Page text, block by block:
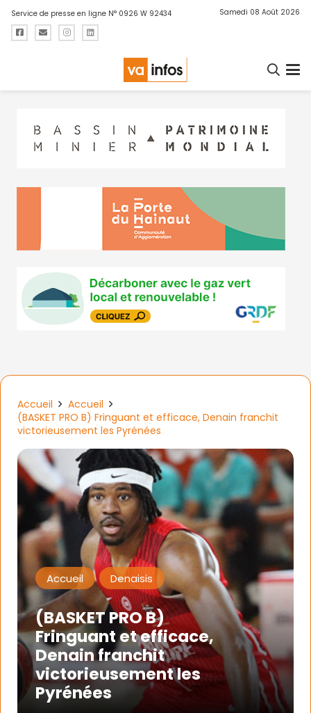
Service de presse en ligne N° 0926 W 92434 Samedi 08 Août 2026
Accueil
Accueil
(BASKET PRO B) Fringuant et efficace, Denain franchit
victorieusement les Pyrénées
Accueil Denaisis
(BASKET PRO B)
Fringuant et efficace,
Denain franchit
victorieusement les
Pyrénées